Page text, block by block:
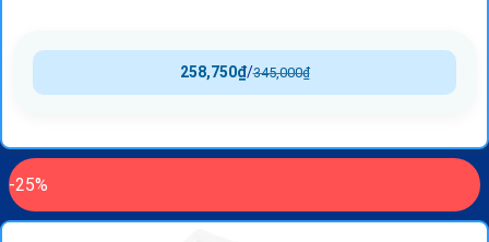
345,000₫
/
258,750₫
-25%